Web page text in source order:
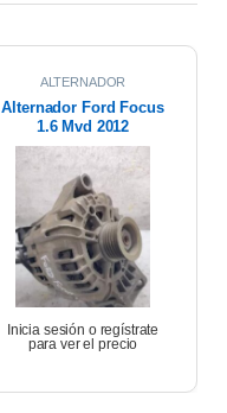
ALTERNADOR
Alternador Ford Focus
1.6 Mvd 2012
Inicia sesión o regístrate
para ver el precio